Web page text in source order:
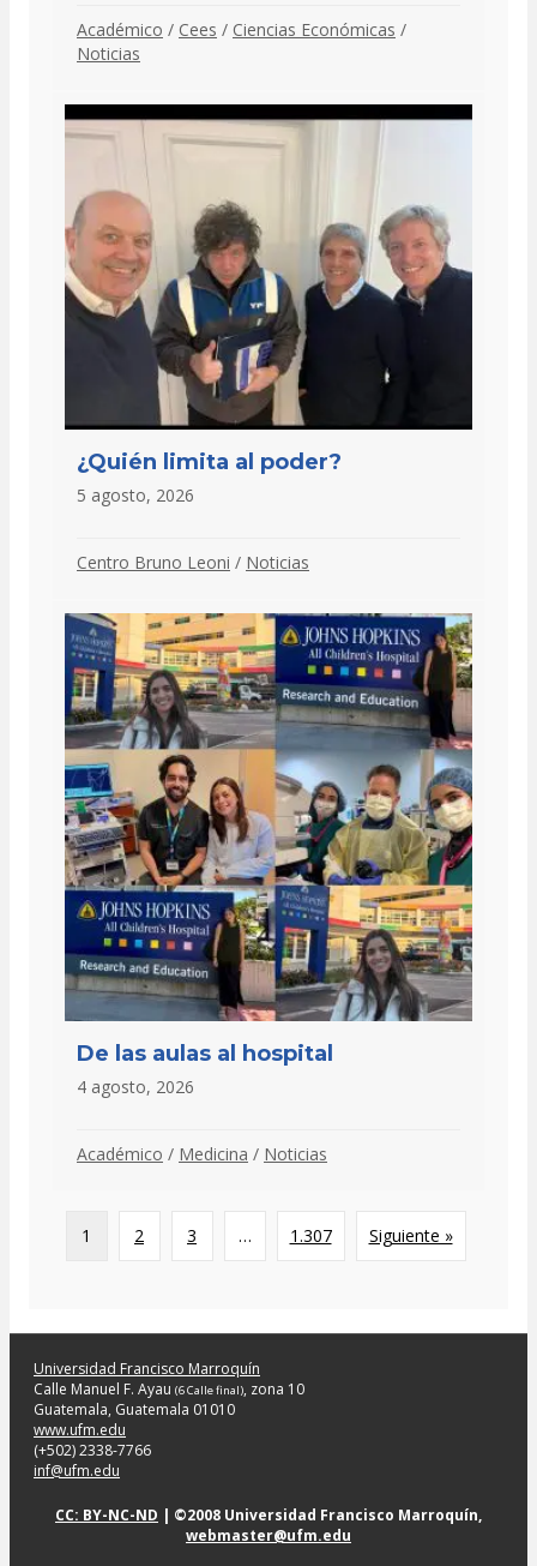
Académico / Cees / Ciencias Económicas /
Noticias
¿Quién limita al poder?
5 agosto, 2026
Centro Bruno Leoni / Noticias
De las aulas al hospital
4 agosto, 2026
Académico / Medicina / Noticias
1 2 3 … 1.307 Siguiente »
Universidad Francisco Marroquín
Calle Manuel F. Ayau (6 Calle final), zona 10
Guatemala, Guatemala 01010
www.ufm.edu
(+502) 2338-7766
inf@ufm.edu
CC: BY-NC-ND | ©2008 Universidad Francisco Marroquín,
webmaster@ufm.edu